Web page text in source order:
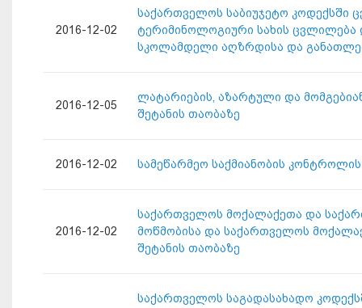
2016-12-02
საქართველოს საბიუჯეტო კოდექსში
ტერიმინოლოგიური სახის ცვლილება
სკოლამდელი აღზრდისა და
2016-12-05
ლატარიების, აზარტული და
შეტანის თაობაზე
2016-12-02 სამეწარმეო საქმიანობის
2016-12-02
საქართველოს მოქალაქეთა და
მოწმობისა და საქართველოს
შეტანის თაობაზე
საქართველოს საგადასახადო